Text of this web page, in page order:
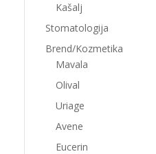
Kašalj
Stomatologija
Brend/Kozmetika
Mavala
Olival
Uriage
Avene
Eucerin